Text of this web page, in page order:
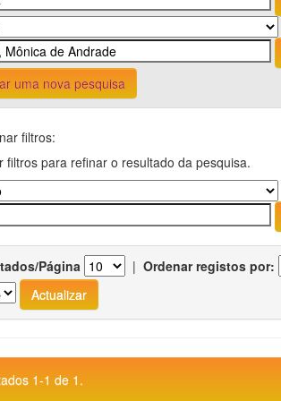
uma nova pesquisa
filtros:
filtros para refinar o resultado da pesquisa.
Página | Ordenar registos por:
1-1 de 1.